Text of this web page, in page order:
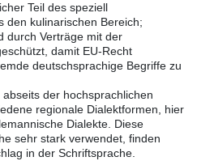
Teil des speziell
den kulinarischen Bereich;
durch Verträge mit der
damit EU-Recht
deutschsprachige Begriffe zu
der hochsprachlichen
regionale Dialektformen, hier
Dialekte. Diese
sehr stark verwendet, finden
in der Schriftsprache.